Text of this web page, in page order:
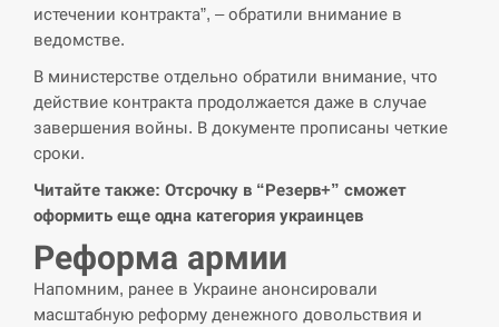
13:40
Біля українського літака в аеропорту Лейпцига
СЕРПЕНЬ
“Они должны быть уничтожены”: в МИДе
ответили, как отреагируют на…
13:10
Тайвань проводить найбільші військові
навчання на тлі загрози вторгнення з…
истечении контракта”, – обратили внимание в
ведомстве.
В министерстве отдельно обратили внимание, что
действие контракта продолжается даже в случае
завершения войны. В документе прописаны четкие
сроки.
Читайте также: Отсрочку в “Резерв+” сможет
оформить еще одна категория украинцев
Реформа армии
Напомним, ранее в Украине анонсировали
масштабную реформу денежного довольствия и